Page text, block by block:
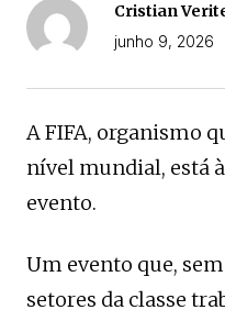
Cristian
junho 9, 2026
A FIFA, organismo
nível mundial, está
evento.
Um evento que,
setores da classe